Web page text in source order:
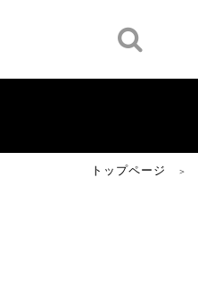
トップページ ＞